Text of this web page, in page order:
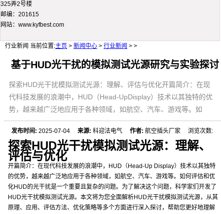
325弄2号楼
邮编：201615
网站：www.kyfbest.com
行业新闻 当前位置:主页 > 新闻中心 > 行业新闻 > >
基于HUD光干扰的模拟测试光源研究与实验探讨
探索HUD光干扰模拟测试光源：理解、评估与优化开篇简介：在现
代科技发展的浪潮中，HUD（Head-UpDisplay）技术以其独特的优
势，越来越广泛地应用于各种领域，如航空、汽车、游戏等。如
发布时间: 2025-07-04来源: 科迎法电气作者: 航空插头厂家 浏览次数:
探索HUD光干扰模拟测试光源：理解、
评估与优化
开篇简介：在现代科技发展的浪潮中，HUD（Head-Up Display）技术以其独特
的优势，越来越广泛地应用于各种领域，如航空、汽车、游戏等。如何评估和优
化HUD的光干扰是一个重要且复杂的问题。为了解决这个问题，科学家们开发了
HUD光干扰模拟测试光源。本文将为您全面解析HUD光干扰模拟测试光源，从其
原理、应用、评估方法、优化策略等多个方面进行深入探讨，帮助您更好地理解